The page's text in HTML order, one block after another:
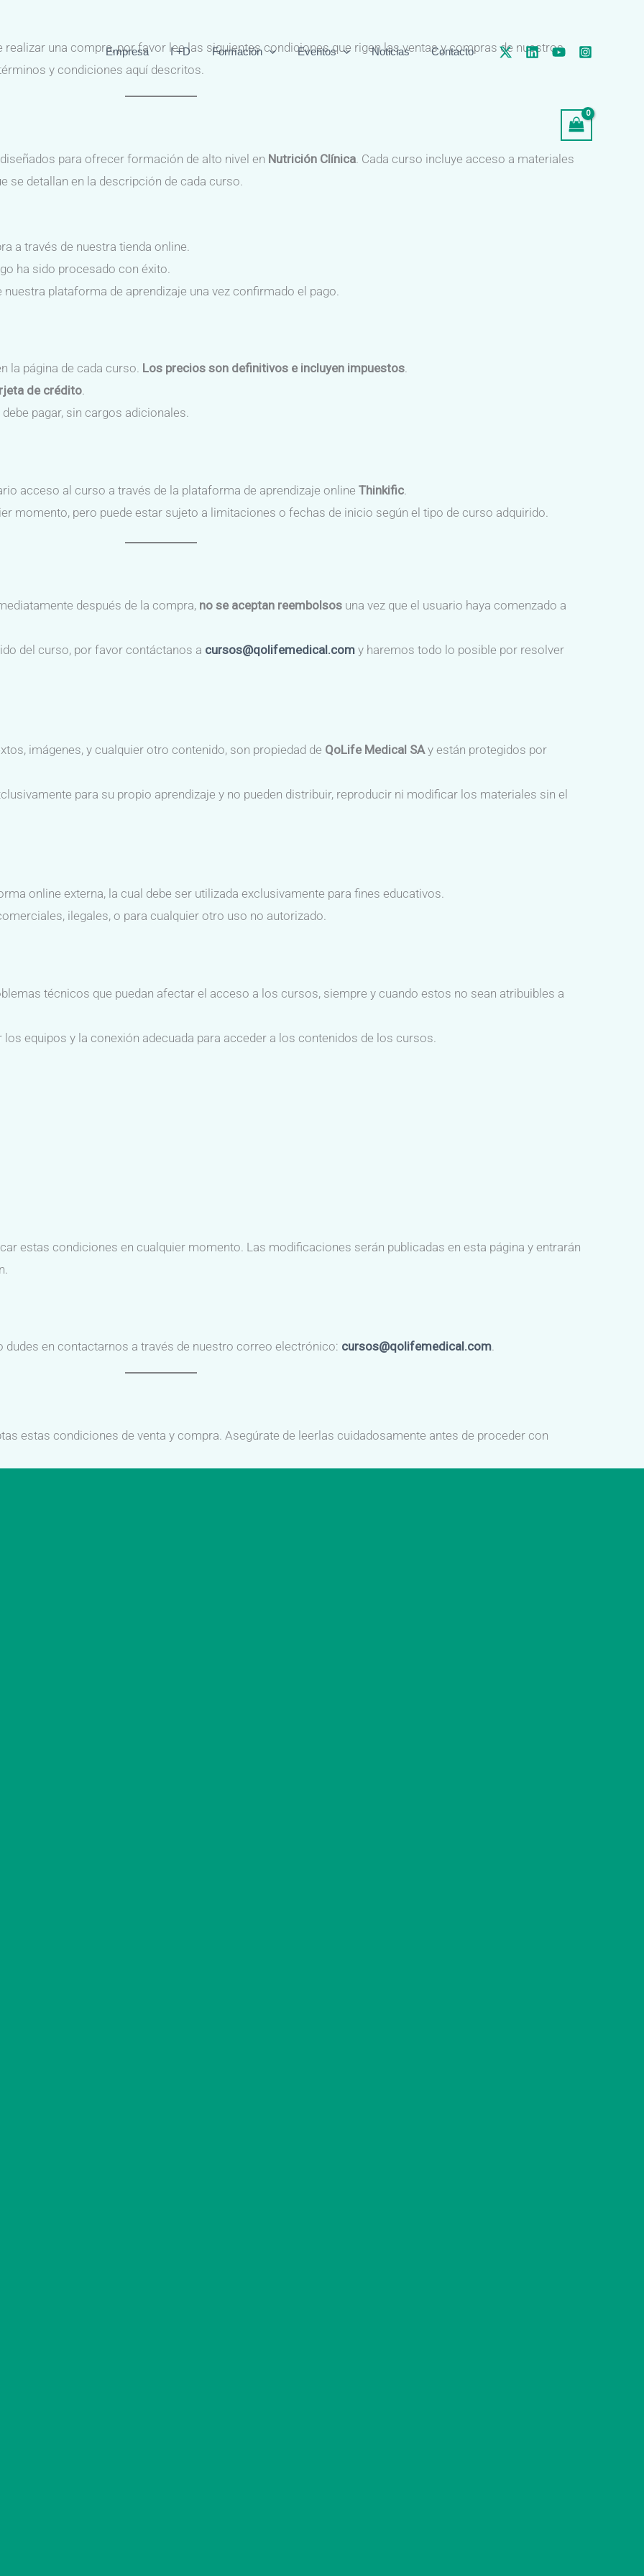
Empresa I +D Formación Eventos Noticias Contacto
una compra, por favor lee las siguientes condiciones que rigen las ventas y compras de nuestros
y condiciones aquí descritos.
para ofrecer formación de alto nivel en Nutrición Clínica. Cada curso incluye acceso a materiales
se detallan en la descripción de cada curso.
a través de nuestra tienda online.
ha sido procesado con éxito.
plataforma de aprendizaje una vez confirmado el pago.
la página de cada curso. Los precios son definitivos e incluyen impuestos.
de crédito.
pagar, sin cargos adicionales.
acceso al curso a través de la plataforma de aprendizaje online Thinkific
momento, pero puede estar sujeto a limitaciones o fechas de inicio según el tipo de curso adquirido.
después de la compra, no se aceptan reembolsos una vez que el usuario haya comenzado a
del curso, por favor contáctanos a cursos@qolifemedical.com y haremos todo lo posible por resolver
imágenes, y cualquier otro contenido, son propiedad de QoLife Medical SA y están protegidos por
para su propio aprendizaje y no pueden distribuir, reproducir ni modificar los materiales sin el
online externa, la cual debe ser utilizada exclusivamente para fines educativos.
ilegales, o para cualquier otro uso no autorizado.
técnicos que puedan afectar el acceso a los cursos, siempre y cuando estos no sean atribuibles a
equipos y la conexión adecuada para acceder a los contenidos de los cursos.
estas condiciones en cualquier momento. Las modificaciones serán publicadas en esta página y entrarán
dudes en contactarnos a través de nuestro correo electrónico: cursos@qolifemedical.com.
estas condiciones de venta y compra. Asegúrate de leerlas cuidadosamente antes de proceder con